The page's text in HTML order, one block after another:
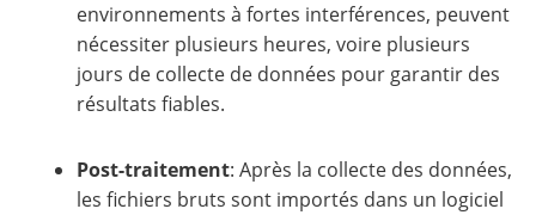
environnements à fortes interférences, peuvent
nécessiter plusieurs heures, voire plusieurs
jours de collecte de données pour garantir des
résultats fiables.
Post-traitement: Après la collecte des données,
les fichiers bruts sont importés dans un logiciel